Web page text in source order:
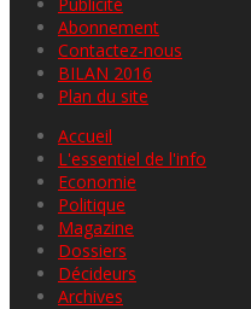
Abonnement
Contactez-nous
BILAN 2016
Plan du site
Accueil
L'essentiel de l'info
Economie
Politique
Magazine
Dossiers
Décideurs
Archives